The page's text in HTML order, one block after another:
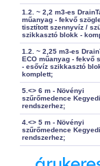
1.2. ~ 2,2 m3-es
műanyag - fekvő
tisztított szennyvíz /
szikkasztó blokk -
1.2. ~ 2,25 m3-es
ECO műanyag - fekvő
- esővíz szikkasztó
komplett;
5.<> 6 m - Növényi
szűrőmedence Kegyedi
rendszerhez;
4.<> 5 m - Növényi
szűrőmedence Kegyedi
rendszerhez;